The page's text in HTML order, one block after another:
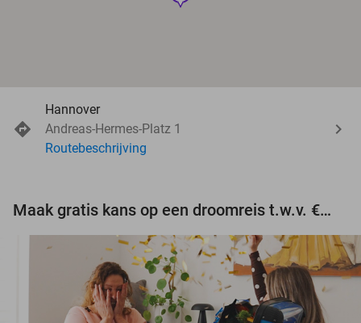
Hannover
Andreas-Hermes-Platz 1
Routebeschrijving
Maak gratis kans op een droomreis t.w.v. €3.000!